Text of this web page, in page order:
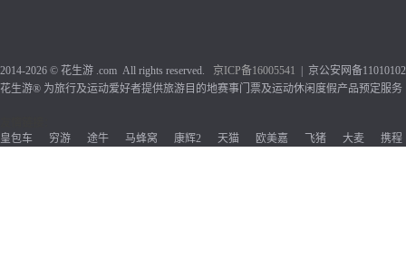
2014-2026 © 花生游 .com All rights reserved. 京ICP备16005541 | 京公安网备
花生游® 为旅行及运动爱好者提供旅游目的地赛事门票及运动休闲度假产品预定服务
皇包车
穷游 途牛 马蜂窝 康辉2 天猫 欧美嘉 飞猪 大麦 携程